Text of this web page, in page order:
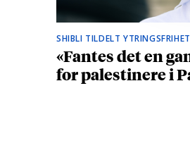
SHIBLI TILDELT
«Fantes det en
for palestinere i